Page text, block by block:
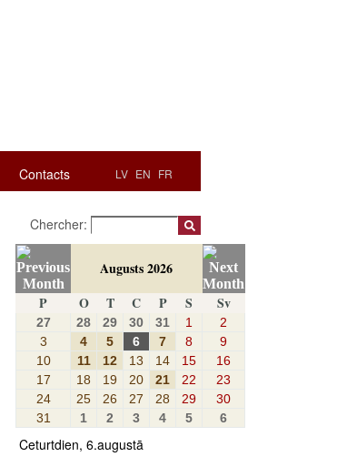
LV EN FR
Contacts
Chercher:
Augusts 2026
P
O T C P S Sv
27 28 29 30 31 1
2
3
4 5 6 7 8
9
10
11 12 13 14 15
16
17
18 19 20 21 22
23
24
25 26 27 28 29
30
31
1 2 3 4 5 6
Ceturtdien, 6.augustā